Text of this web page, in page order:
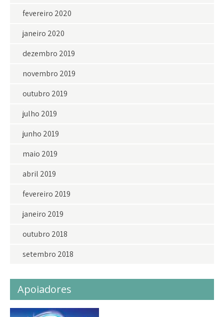
fevereiro 2020
janeiro 2020
dezembro 2019
novembro 2019
outubro 2019
julho 2019
junho 2019
maio 2019
abril 2019
fevereiro 2019
janeiro 2019
outubro 2018
setembro 2018
Apoiadores